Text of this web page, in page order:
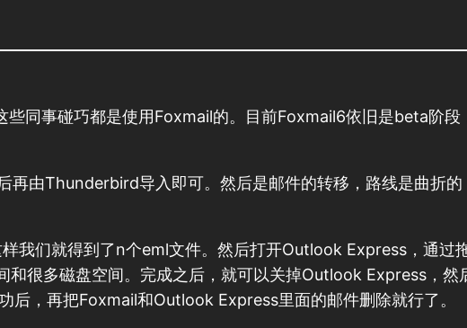
同事碰巧都是使用Foxmail的。目前Foxmail6依旧是beta阶段
再由Thunderbird导入即可。然后是邮件的转移，路线是曲折
我们就得到了n个eml文件。然后打开Outlook Express，通过
很多磁盘空间。完成之后，就可以关掉Outlook Express，然
，再把Foxmail和Outlook Express里面的邮件删除就行了。